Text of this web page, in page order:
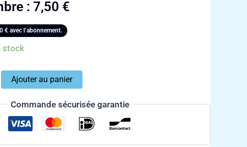
:7,50 €
€ avec l’abonnement.
stock
Ajouter au panier
Commande sécurisée garantie